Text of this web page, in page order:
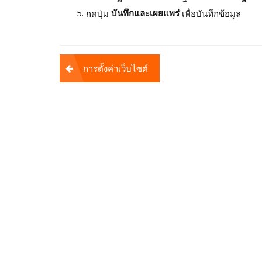
กดปุ่ม บันทึกและเผยแพร่เพื่อบันทึกข้อมูล
Post
navigation
การตั้งค่าเว็บไซต์